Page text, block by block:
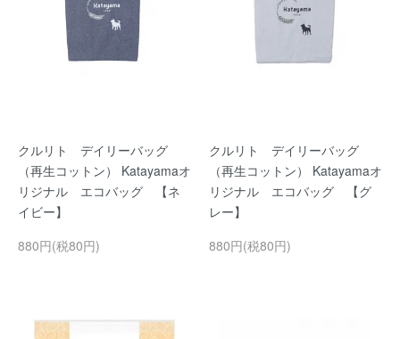
クルリト デイリーバッグ
（再生コットン） Katayamaオ
リジナル エコバッグ 【ネ
イビー】
880円(税80円)
クルリト デイリーバッグ
（再生コットン） Katayamaオ
リジナル エコバッグ 【グ
レー】
880円(税80円)